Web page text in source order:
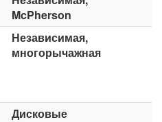
McPherson
Независимая,
многорычажная
Дисковые